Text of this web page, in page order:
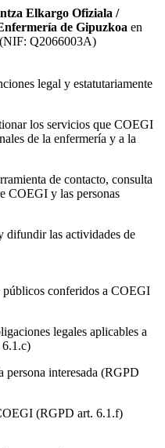
Elkargo Ofiziala /
de Gipuzkoa en
Q2066003A)
legal y estatutariamente
los servicios que COEGI
de la enfermería y a la
de contacto, consulta
COEGI y las personas
difundir las actividades de
públicos conferidos a COEGI
legales aplicables a
persona interesada (RGPD
(RGPD art. 6.1.f)